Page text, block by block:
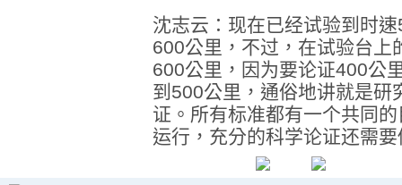
沈志云：现在已经试验到时
600公里，不过，在试验台上
600公里，因为要论证400公
到500公里，通俗地讲就是研
证。所有标准都有一个共同
运行，充分的科学论证还需